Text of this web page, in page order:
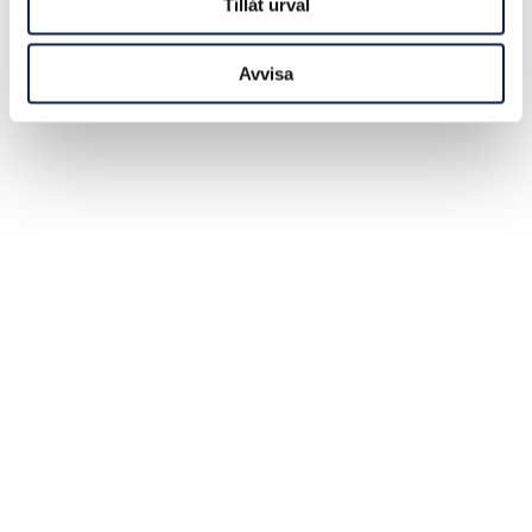
Tillåt urval
Avvisa